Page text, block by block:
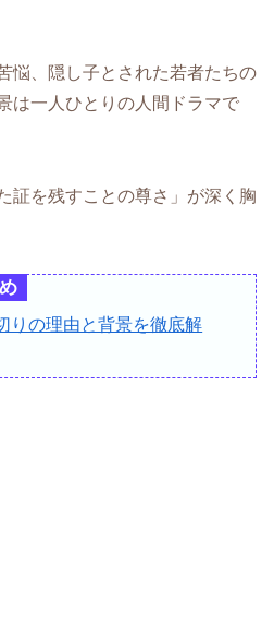
悩、隠し子とされた若者たちの
は一人ひとりの人間ドラマで
証を残すことの尊さ」が深く胸
りの理由と背景を徹底解